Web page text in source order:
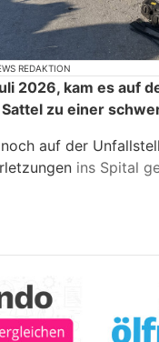
REDAKTION
2026, kam es auf
zu einer
auf der
ins Spital